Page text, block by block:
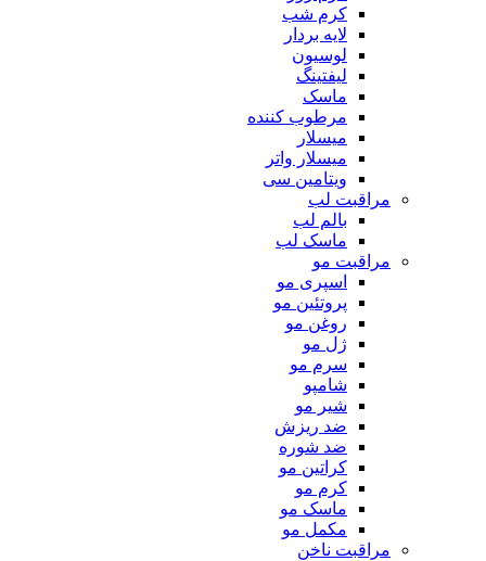
کرم شب
لایه بردار
لوسیون
لیفتینگ
ماسک
مرطوب کننده
میسلار
میسلار واتر
ویتامین سی
مراقبت لب
بالم لب
ماسک لب
مراقبت مو
اسپری مو
پروتئین مو
روغن مو
ژل مو
سرم مو
شامپو
شیر مو
ضد ریزش
ضد شوره
کراتین مو
کرم مو
ماسک مو
مکمل مو
مراقبت ناخن